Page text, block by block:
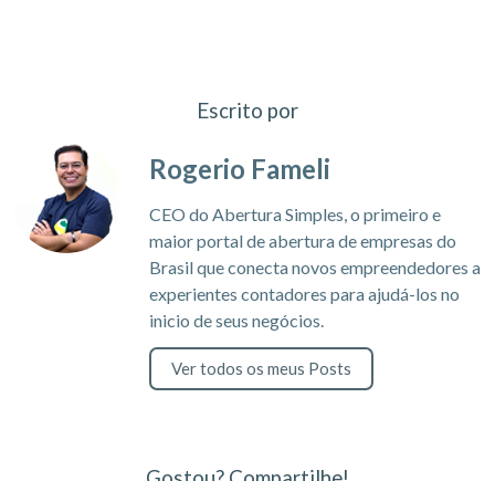
Escrito por
Rogerio Fameli
CEO do Abertura Simples, o primeiro e
maior portal de abertura de empresas do
Brasil que conecta novos empreendedores a
experientes contadores para ajudá-los no
inicio de seus negócios.
Ver todos os meus Posts